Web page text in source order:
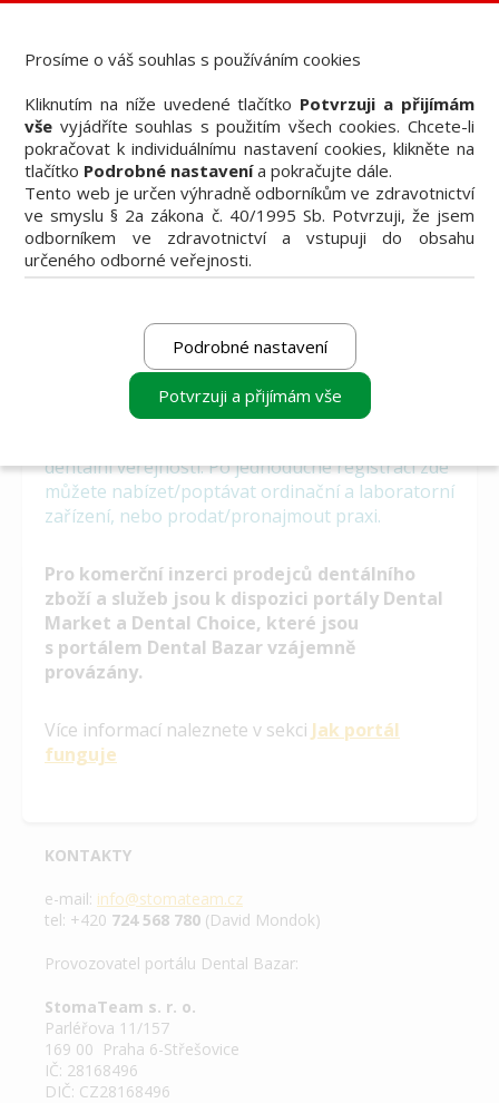
Knižní nabídka
Vzdělávací akce
Akční nabídky firem
Přehledy produktů
Inzerce
Předplatné / el. verze časopisů
Vítáme Vás na portálu Dental Bazar, který slouží
dentální veřejnosti. Po jednoduché registraci zde
můžete nabízet/poptávat ordinační a laboratorní
zařízení, nebo prodat/pronajmout praxi.
Pro komerční inzerci prodejců dentálního
zboží a služeb jsou k dispozici portály Dental
Market a Dental Choice, které jsou
s portálem Dental Bazar vzájemně
provázány.
Více informací naleznete v sekci Jak portál
funguje
KONTAKTY
e-mail: info@stomateam.cz
tel: +420 724 568 780 (David Mondok)
Provozovatel portálu Dental Bazar:
StomaTeam s. r. o.
Parléřova 11/157
169 00 Praha 6-Střešovice
IČ: 28168496
DIČ: CZ28168496
Prosíme o váš souhlas s používáním cookies
Kliknutím na níže uvedené tlačítko Potvrzuji a přijímám
vše vyjádříte souhlas s použitím všech cookies. Chcete-li
pokračovat k individuálnímu nastavení cookies, klikněte na
tlačítko Podrobné nastavenía pokračujte dále.
Tento web je určen výhradně odborníkům ve zdravotnictví
ve smyslu § 2a zákona č. 40/1995 Sb. Potvrzuji, že jsem
odborníkem ve zdravotnictví a vstupuji do obsahu
určeného odborné veřejnosti.
Podrobné nastavení
Potvrzuji a přijímám vše